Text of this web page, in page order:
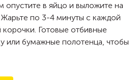
опустите в яйцо и выложите на
по 3-4 минуты с каждой
Готовые отбивные
или бумажные полотенца, чтобы